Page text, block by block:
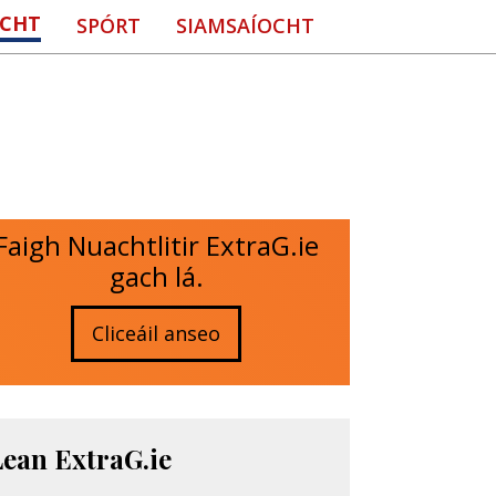
SPÓRT SIAMSAÍOCHT
Nuachtlitir ExtraG.ie
gach lá.
Cliceáil anseo
ExtraG.ie